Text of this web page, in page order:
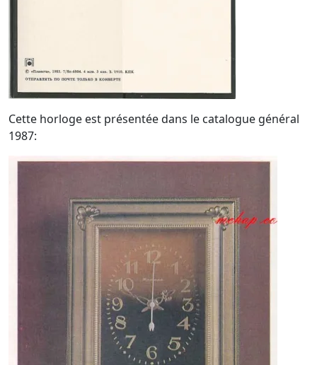
Cette horloge est présentée dans le catalogue général
1987: